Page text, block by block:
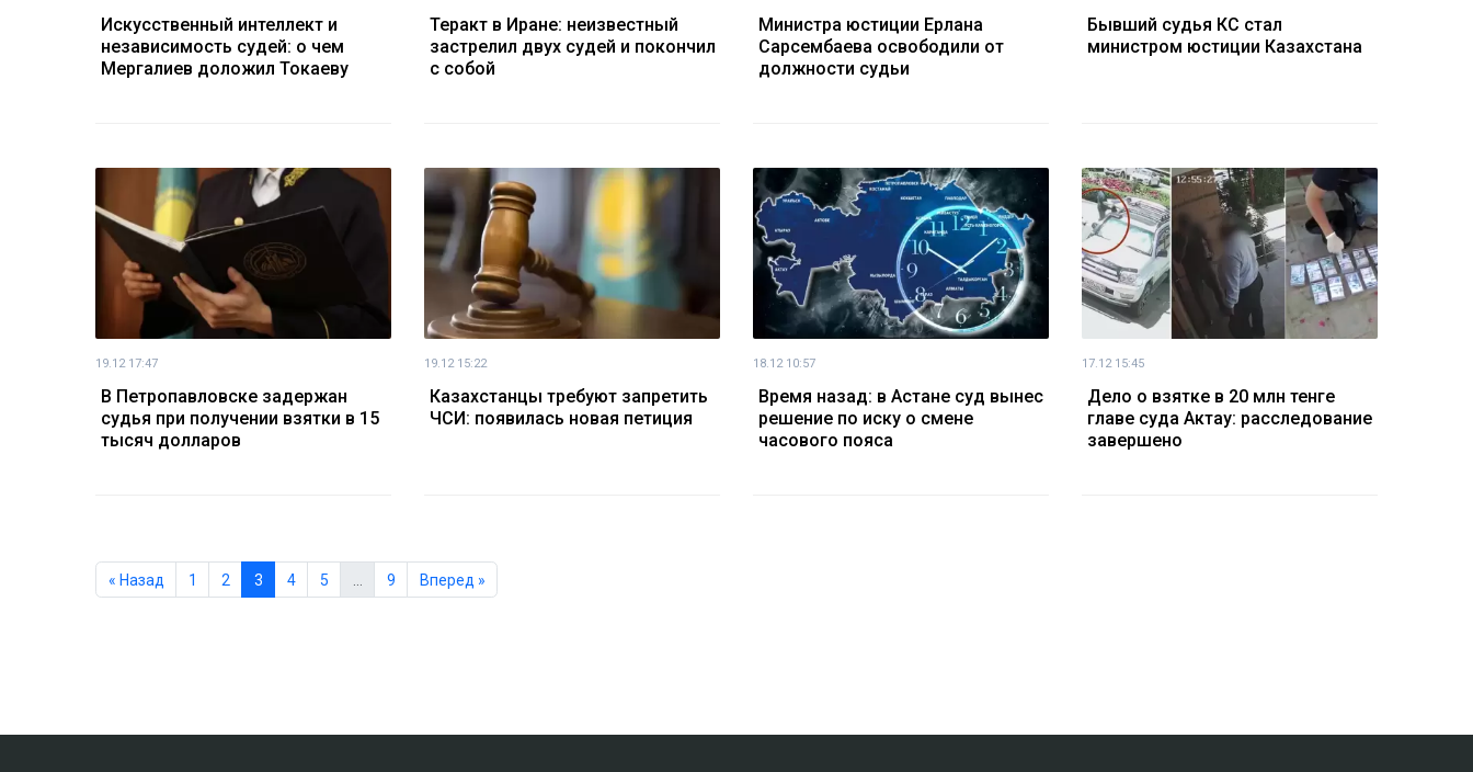
Искусственный интеллект и
независимость судей: о чем
Мергалиев доложил Токаеву
Теракт в Иране: неизвестный
застрелил двух судей и покончил
с собой
Министра юстиции Ерлана
Сарсембаева освободили от
должности судьи
Бывший судья КС стал
министром юстиции Казахстана
19.12 17:47
В Петропавловске задержан
судья при получении взятки в 15
тысяч долларов
19.12 15:22
Казахстанцы требуют запретить
ЧСИ: появилась новая петиция
18.12 10:57
Время назад: в Астане суд вынес
решение по иску о смене
часового пояса
17.12 15:45
Дело о взятке в 20 млн тенге
главе суда Актау: расследование
завершено
« Назад 1 2 3 4 5 9 Вперед »